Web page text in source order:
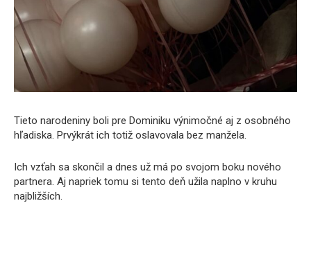
Tieto narodeniny boli pre Dominiku výnimočné aj z osobného
hľadiska. Prvýkrát ich totiž oslavovala bez manžela.
Ich vzťah sa skončil a dnes už má po svojom boku nového
partnera. Aj napriek tomu si tento deň užila naplno v kruhu
najbližších.